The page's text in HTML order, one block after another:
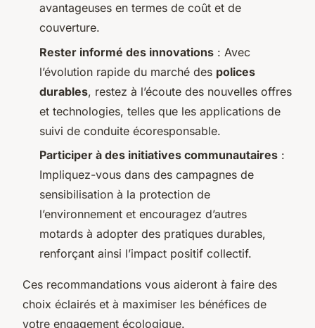
avantageuses en termes de coût et de
couverture.
Rester informé des innovations : Avec
l’évolution rapide du marché des polices
durables, restez à l’écoute des nouvelles offres
et technologies, telles que les applications de
suivi de conduite écoresponsable.
Participer à des initiatives communautaires :
Impliquez-vous dans des campagnes de
sensibilisation à la protection de
l’environnement et encouragez d’autres
motards à adopter des pratiques durables,
renforçant ainsi l’impact positif collectif.
Ces recommandations vous aideront à faire des
choix éclairés et à maximiser les bénéfices de
votre engagement écologique.